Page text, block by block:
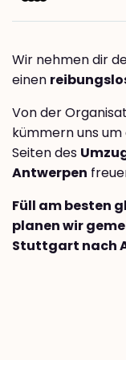
Wir nehmen dir
einen
Von der
kümmern uns
Seiten des
Antwerpen
Füll am besten
planen wir
Stuttgart nach